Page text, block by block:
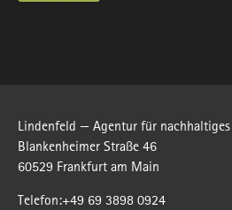
Lindenfeld — Agentur für
Blankenheimer Straße 46
60529 Frankfurt am Main
Telefon:+49 69 3898 0924